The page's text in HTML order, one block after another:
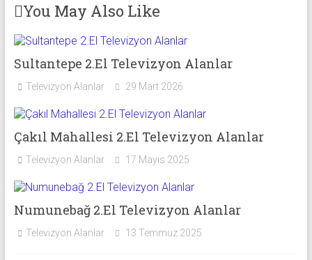
You May Also Like
Sultantepe 2.El Televizyon Alanlar
Televizyon Alanlar 29 Mart 2026
Çakıl Mahallesi 2.El Televizyon Alanlar
Televizyon Alanlar 17 Mayıs 2025
Numunebağ 2.El Televizyon Alanlar
Televizyon Alanlar 13 Temmuz 2025